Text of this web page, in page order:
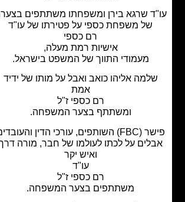
שרגא בירן ומשפחתו משתתפים בצערה
של משפחת כספי על פטירתו של עו"ד
רם כספי
אישיות רמת מעלה,
מעמודי התווך של המשפט בישראל.
אליהו כואב ואבל על מותו של ידיד
רם כספי ז"ל
ומשתתף בצער המשפחה.
פישר (FBC) השותפים, עורכי הדין והעובדים
על לכתו לעולמו של חבר, מורה דרך
ואיש יקר
רם כספי ז"ל
משתתפים בצער המשפחה.